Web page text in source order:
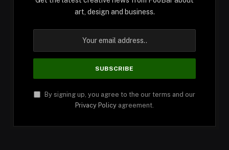
art, design and business.
By signing up, you agree to the our terms and our
Privacy Policy agreement.